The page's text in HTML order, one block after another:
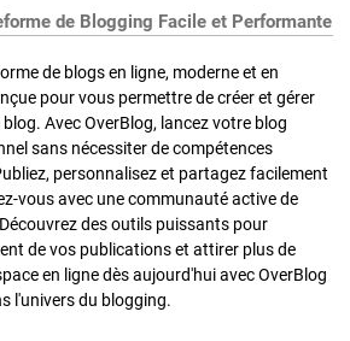
de Blogging Facile et Performante
de blogs en ligne, moderne et en
pour vous permettre de créer et gérer
Avec OverBlog, lancez votre blog
sans nécessiter de compétences
personnalisez et partagez facilement
vous avec une communauté active de
des outils puissants pour
de vos publications et attirer plus de
en ligne dès aujourd'hui avec OverBlog
l'univers du blogging.